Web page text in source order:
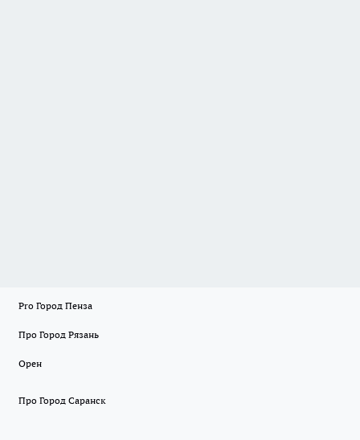
Pro Город Пенза
Про Город Рязань
Орен
Про Город Саранск